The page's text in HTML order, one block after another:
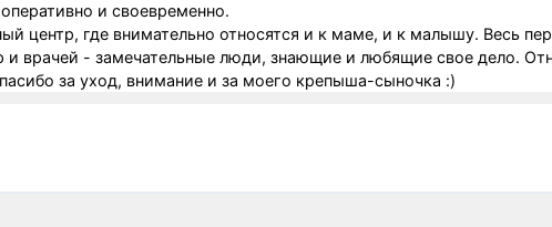
и своевременно.
центр, где внимательно относятся и к маме, и к малышу. Весь
и врачей - замечательные люди, знающие и любящие свое дело.
за уход, внимание и за моего крепыша-сыночка :)